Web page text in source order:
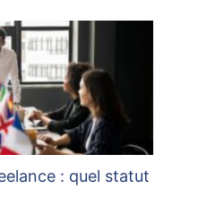
: quel statut